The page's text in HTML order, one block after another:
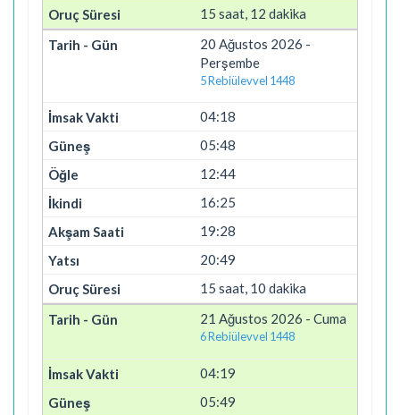
15 saat, 12 dakika
20 Ağustos 2026 -
Perşembe
5 Rebiülevvel 1448
04:18
05:48
12:44
16:25
19:28
20:49
15 saat, 10 dakika
21 Ağustos 2026 - Cuma
6 Rebiülevvel 1448
04:19
05:49